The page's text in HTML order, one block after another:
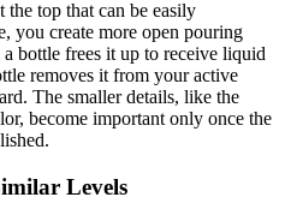
the top that can be easily
you create more open pouring
bottle frees it up to receive liquid
removes it from your active
The smaller details, like the
become important only once the
Levels